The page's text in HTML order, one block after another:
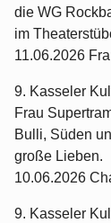
die WG
im
11.06.2026
9. Kasseler
Frau
Bulli, Süden
große Lieben.
10.06.2026
9. Kasseler